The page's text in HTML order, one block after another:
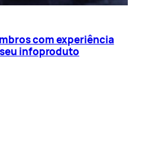
com experiência
infoproduto